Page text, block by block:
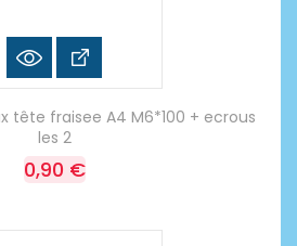
tête fraisee A4 M6*100 + ecrous
les 2
0,90 €